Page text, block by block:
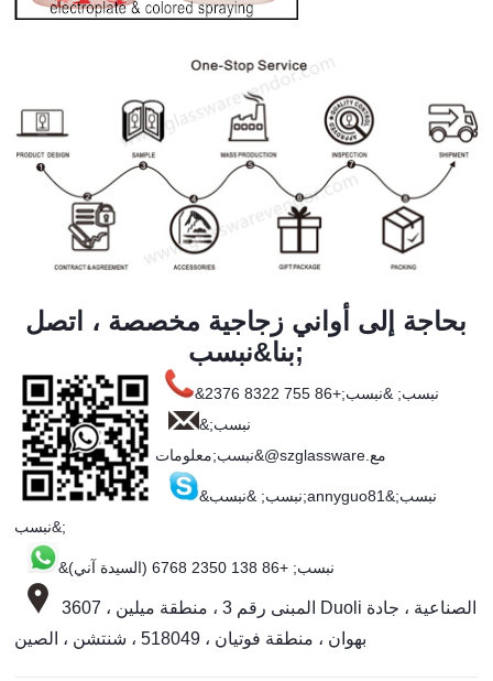
بحاجة إلى أواني زجاجية مخصصة ، اتصل
بنا&نبسب;
&نبسب; &نبسب;+86 755 8322 2376
&نبسب;
&نبسب;معلومات@szglassware.مع
&نبسب; &نبسب;annyguo81&نبسب;
&نبسب;
&نبسب; +86 138 2350 6768 (السيدة آني)
3607 ، المبنى رقم 3 ، منطقة ميلين Duoli الصناعية ، جادة
بهوان ، منطقة فوتيان ، 518049 ، شنتشن ، الصين